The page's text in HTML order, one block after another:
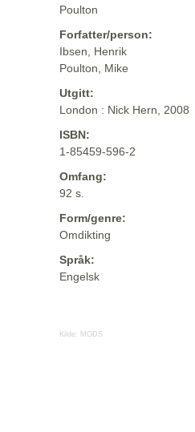
Poulton
Forfatter/person:
Ibsen, Henrik
Poulton, Mike
Utgitt:
London : Nick Hern, 2008
ISBN:
1-85459-596-2
Omfang:
92 s.
Form/genre:
Omdikting
Språk:
Engelsk
Kilde: MODS